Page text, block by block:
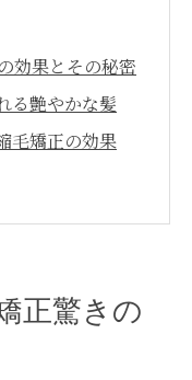
効果とその秘密
る艶やかな髪
毛矯正の効果
！銀座でのアド
る銀座のアプロ
正驚きの